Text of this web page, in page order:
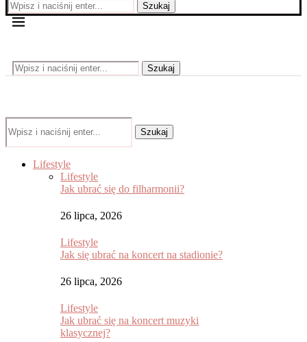
Szukaj
Szukaj
Szukaj
Lifestyle
Lifestyle
Jak ubrać się do filharmonii?
26 lipca, 2026
Lifestyle
Jak się ubrać na koncert na stadionie?
26 lipca, 2026
Lifestyle
Jak ubrać się na koncert muzyki
klasycznej?